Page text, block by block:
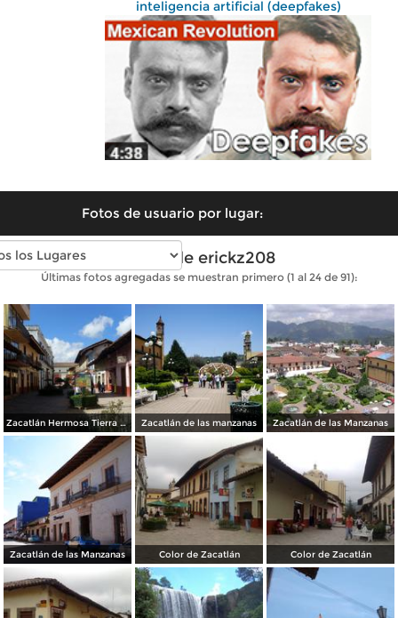
inteligencia artificial (deepfakes)
Fotos de usuario por lugar:
Fotos de erickz208
Últimas fotos agregadas se muestran primero (1 al 24 de 91):
Zacatlán Hermosa Tierra Serrana Zacatlán de las manzanas Zacatlán de las Manzanas
Zacatlán de las Manzanas Color de Zacatlán Color de Zacatlán